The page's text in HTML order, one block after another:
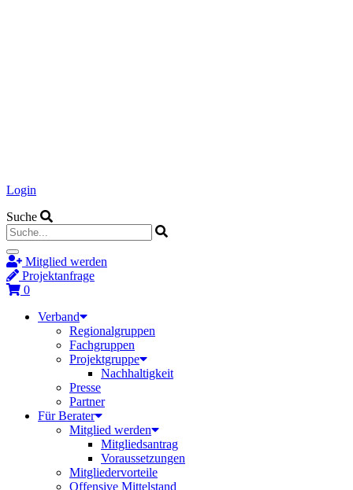
Login
Suche
Mitglied werden
Projektanfrage
0
Verband
Regionalgruppen
Fachgruppen
Projektgruppe
Nachhaltigkeit
Presse
Partner
Für Berater
Mitglied werden
Mitgliedsantrag
Voraussetzungen
Mitgliedervorteile
Offensive Mittelstand